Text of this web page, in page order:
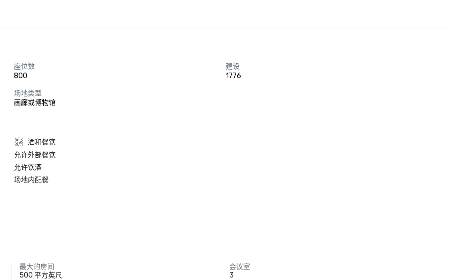
座位数
800
建设
1776
场地类型
画廊或博物馆
酒和餐饮
允许外部餐饮
允许饮酒
场地内配餐
最大的房间
500 平方英尺
会议室
3